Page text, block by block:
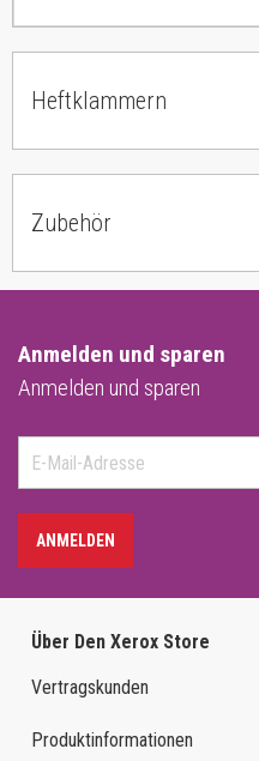
Heftklammern
Zubehör
Anmelden und sparen
Anmelden und sparen
ANMELDEN
Über Den Xerox Store
Vertragskunden
Produktinformationen